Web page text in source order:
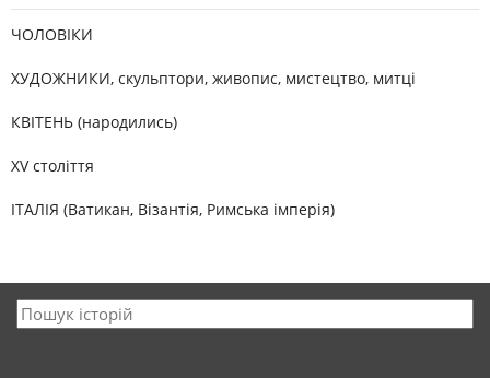
ЧОЛОВІКИ
ХУДОЖНИКИ, скульптори, живопис, мистецтво, митці
КВІТЕНЬ (народились)
XV століття
ІТАЛІЯ (Ватикан, Візантія, Римська імперія)